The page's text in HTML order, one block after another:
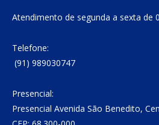
Atendimento de segunda a sexta de
Telefone:
(91) 989030747
Presencial:
Presencial Avenida São Benedito,